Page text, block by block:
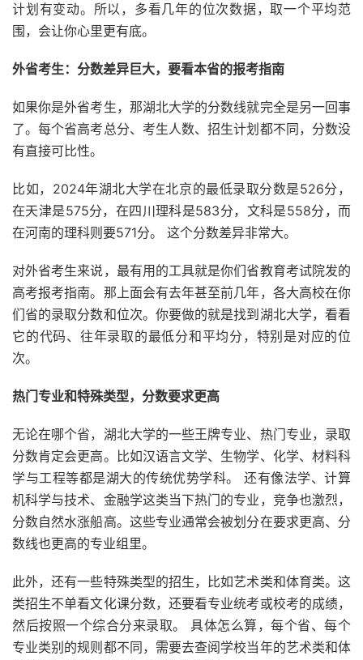
计划有变动。所以，多看几年的位次数据，取一个平均范
围，会让你心里更有底。
外省考生：分数差异巨大，要看本省的报考指南
如果你是外省考生，那湖北大学的分数线就完全是另一回事
了。每个省高考总分、考生人数、招生计划都不同，分数没
有直接可比性。
比如，2024年湖北大学在北京的最低录取分数是526分，
在天津是575分，在四川理科是583分，文科是558分，而
在河南的理科则要571分。 这个分数差异非常大。
对外省考生来说，最有用的工具就是你们省教育考试院发的
高考报考指南。那上面会有去年甚至前几年，各大高校在你
们省的录取分数和位次。你要做的就是找到湖北大学，看看
它的代码、往年录取的最低分和平均分，特别是对应的位
次。
热门专业和特殊类型，分数要求更高
无论在哪个省，湖北大学的一些王牌专业、热门专业，录取
分数肯定会更高。比如汉语言文学、生物学、化学、材料科
学与工程等都是湖大的传统优势学科。 还有像法学、计算
机科学与技术、金融学这类当下热门的专业，竞争也激烈，
分数自然水涨船高。这些专业通常会被划分在要求更高、分
数线也更高的专业组里。
此外，还有一些特殊类型的招生，比如艺术类和体育类。这
类招生不单看文化课分数，还要看专业统考或校考的成绩，
然后按照一个综合分来录取。 具体怎么算，每个省、每个
专业类别的规则都不同，需要去查阅学校当年的艺术类和体